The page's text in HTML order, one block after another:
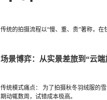
传统的拍摄流程以“慢、重、贵”著称，
场景博弈：从实景差旅到“云端
传统模式痛点： 为了拍摄秋冬羽绒服的
期动辄数周，试错成本极高。